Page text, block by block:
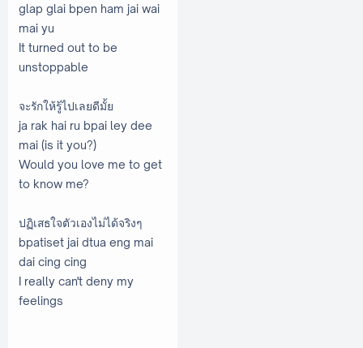
glap glai bpen ham jai wai
mai yu
It turned out to be
unstoppable
จะรักให้รู้ไปเลยดีมั้ย
ja rak hai ru bpai ley dee
mai (is it you?)
Would you love me to get
to know me?
ปฏิเสธใจตัวเองไม่ได้จริงๆ
bpatiset jai dtua eng mai
dai cing cing
I really can't deny my
feelings